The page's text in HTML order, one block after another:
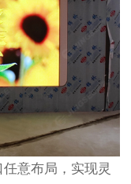
意布局，实现灵